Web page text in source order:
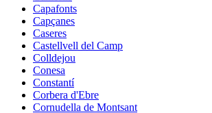
Capafonts
Capçanes
Caseres
Castellvell del Camp
Colldejou
Conesa
Constantí
Corbera d'Ebre
Cornudella de Montsant